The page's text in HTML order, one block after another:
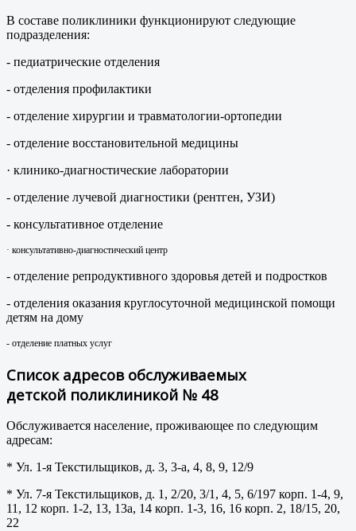
В составе поликлиники функционируют следующие
подразделения:
- педиатрические отделения
- отделения профилактики
- отделение хирургии и травматологии-ортопедии
- отделение восстановительной медицины
· клинико-диагностические лаборатории
- отделение лучевой диагностики (рентген, УЗИ)
- консультативное отделение
· консультативно-диагностический центр
- отделение репродуктивного здоровья детей и подростков
- отделения оказания круглосуточной медицинской помощи
детям на дому
- отделение платных услуг
Список адресов обслуживаемых
детской поликлиникой № 48
Обслуживается население, проживающее по следующим
адресам:
* Ул. 1-я Текстильщиков, д. 3, 3-а, 4, 8, 9, 12/9
* Ул. 7-я Текстильщиков, д. 1, 2/20, 3/1, 4, 5, 6/197 корп. 1-4, 9,
11, 12 корп. 1-2, 13, 13а, 14 корп. 1-3, 16, 16 корп. 2, 18/15, 20,
22